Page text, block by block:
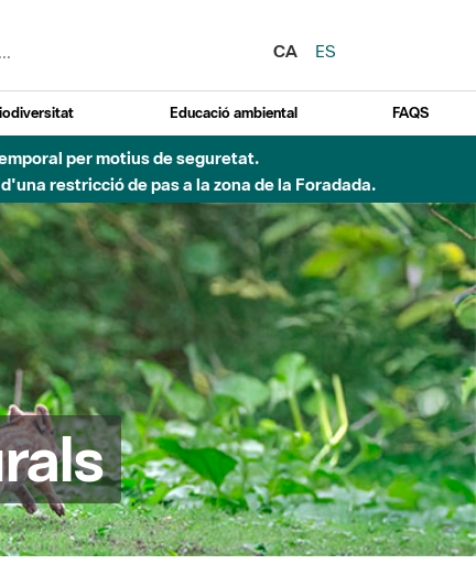
CA
ES
Educació ambiental FAQS
per motius de seguretat.
restricció de pas a la zona de la Foradada.